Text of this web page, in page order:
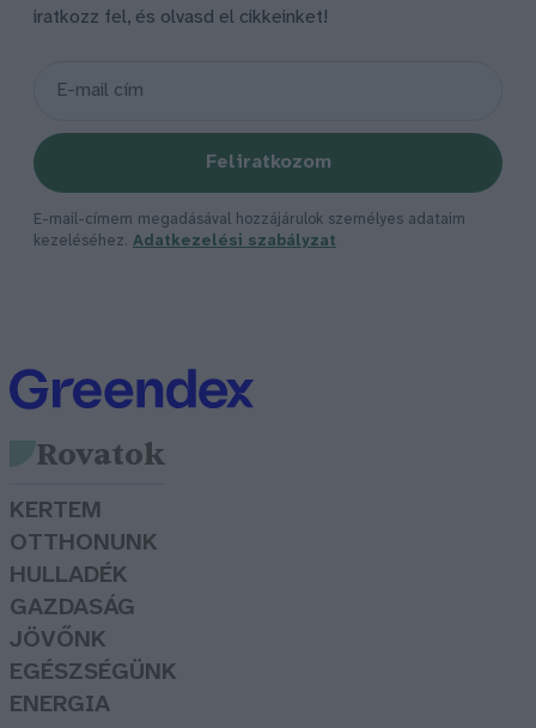
iratkozz fel, és olvasd el cikkeinket!
Feliratkozom
E-mail-címem megadásával hozzájárulok személyes adataim
kezeléséhez. Adatkezelési szabályzat
Rovatok
KERTEM
OTTHONUNK
HULLADÉK
GAZDASÁG
JÖVŐNK
EGÉSZSÉGÜNK
ENERGIA